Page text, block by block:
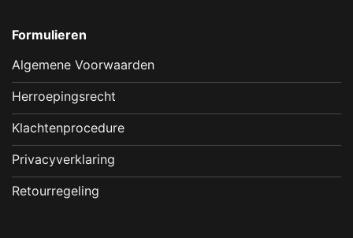
Formulieren
Algemene Voorwaarden
Herroepingsrecht
Klachtenprocedure
Privacyverklaring
Retourregeling